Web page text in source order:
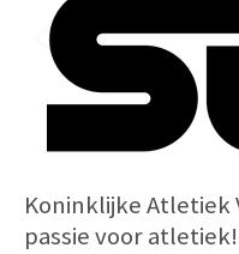
Koninklijke Atletiek
passie voor atletiek!